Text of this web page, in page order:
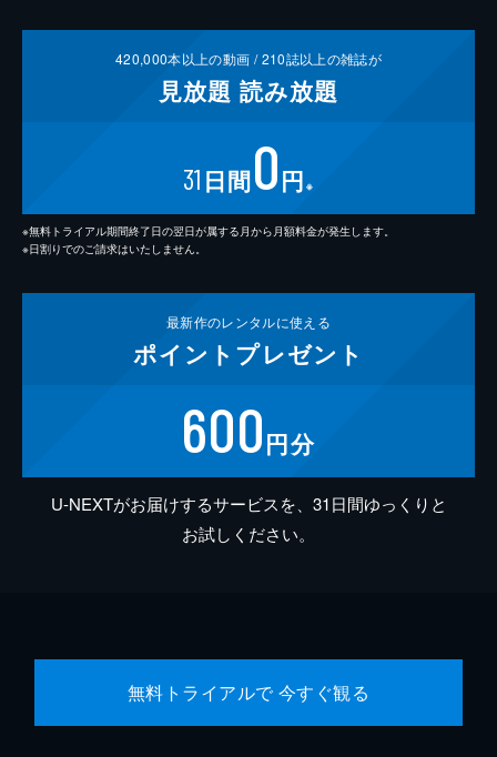
420,000本以上の動画 /210誌以上の雑誌が
見放題 読み放題
31 日間0円 ※
※無料トライアル期間終了日の翌日が属する月から月額料金が発生します。
※日割りでのご請求はいたしません。
最新作のレンタルに使える
ポイント プレゼント
600円分
U-NEXTがお届けするサービスを、31日間ゆっくりと
お試しください。
無料トライアルで 今すぐ観る